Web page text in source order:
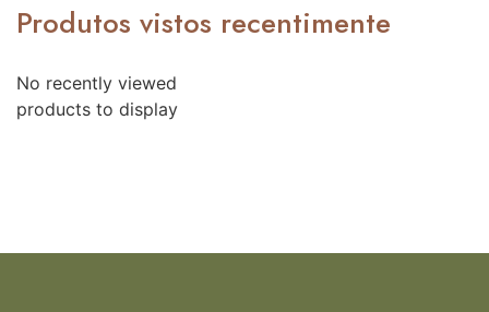
Produtos vistos recentimente
No recently viewed
products to display